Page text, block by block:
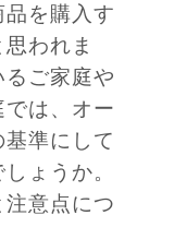
を購入す
われま
ご家庭や
は、オー
準にして
ょうか。
意点につ